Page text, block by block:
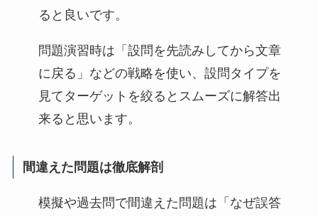
ると良いです。
問題演習時は「設問を先読みしてから文章
に戻る」などの戦略を使い、設問タイプを
見てターゲットを絞るとスムーズに解答出
来ると思います。
間違えた問題は徹底解剖
模擬や過去問で間違えた問題は「なぜ誤答